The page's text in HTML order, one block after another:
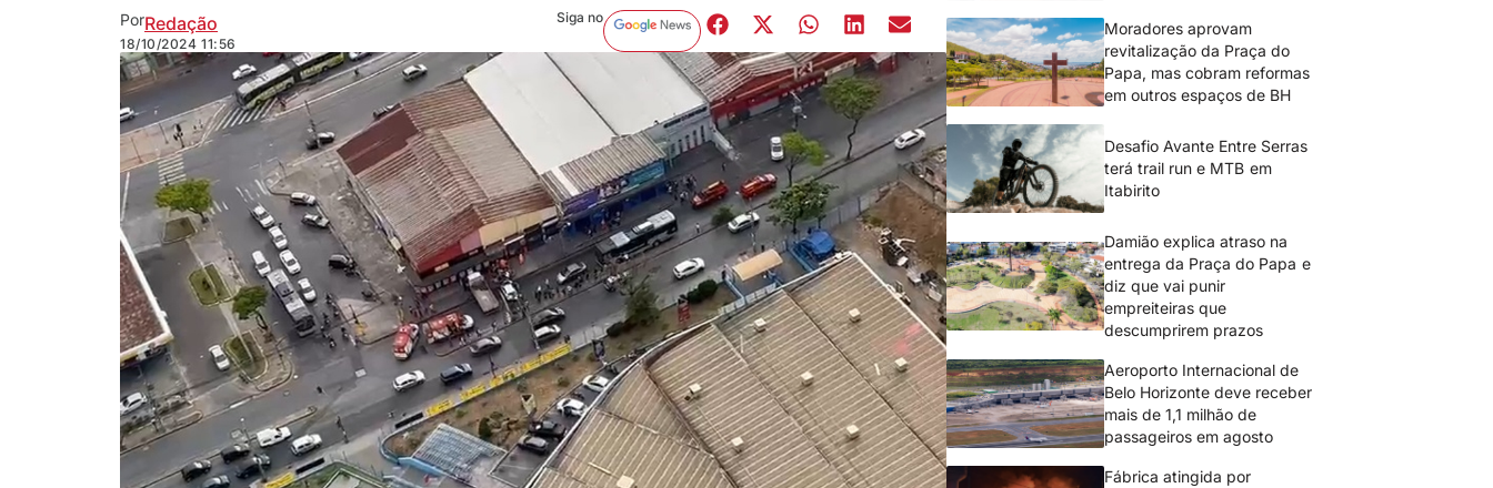
PorRedação
18/10/2024 11:56
Siga no
Moradores aprovam
revitalização da Praça do
Papa, mas cobram reformas
em outros espaços de BH
Desafio Avante Entre Serras
terá trail run e MTB em
Itabirito
Damião explica atraso na
entrega da Praça do Papa e
diz que vai punir
empreiteiras que
descumprirem prazos
Aeroporto Internacional de
Belo Horizonte deve receber
mais de 1,1 milhão de
passageiros em agosto
Fábrica atingida por